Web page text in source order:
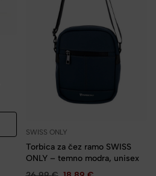
SWISS ONLY
Torbica za čez ramo SWISS
ONLY – temno modra, unisex